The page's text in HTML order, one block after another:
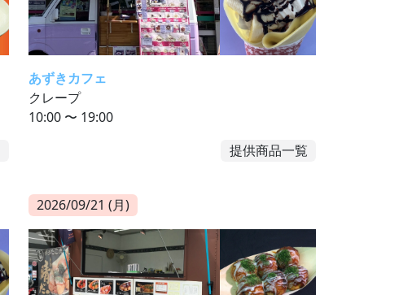
あずきカフェ
クレープ
10:00 〜 19:00
提供商品一覧
2026/09/21 (月)